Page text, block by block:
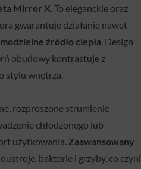
Mirror X . To eleganckie oraz
gwarantuje działanie nawet
źródło ciepła . Design
obudowy kontrastuje z
stylu wnętrza.
rozproszone strumienie
chłodzonego lub
użytkowania. Zaawansowany
bakterie i grzyby, co czyni